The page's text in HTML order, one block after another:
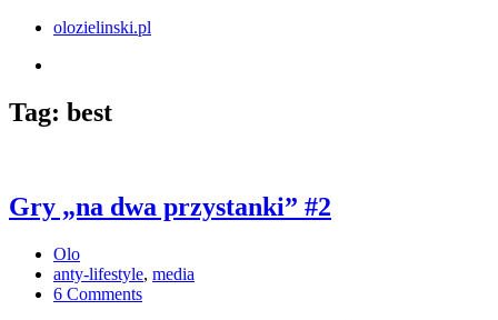
olozielinski.pl
Tag: best
Gry „na dwa przystanki” #2
Olo
anty-lifestyle, media
6 Comments